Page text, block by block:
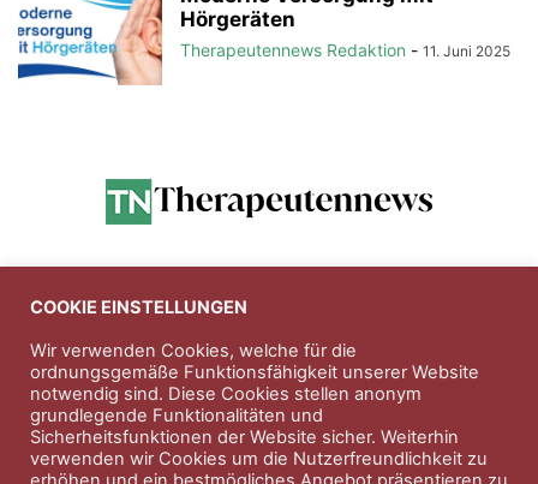
Hörgeräten
Therapeutennews Redaktion - 11. Juni 2025
Anzeigen
Entdecken Sie die hochwertigen
Nahrungsergänungsprodukte der FirmaNatura Vitalis
Jahn & Partner Versicherungsmakler GmbH-
Versicherungen und Finanzdienstleistungen seit 1986 -
COOKIE EINSTELLUNGEN
Wir verwenden Cookies, welche für die
ordnungsgemäße Funktionsfähigkeit unserer Website
notwendig sind. Diese Cookies stellen anonym
grundlegende Funktionalitäten und
Sicherheitsfunktionen der Website sicher. Weiterhin
verwenden wir Cookies um die Nutzerfreundlichkeit zu